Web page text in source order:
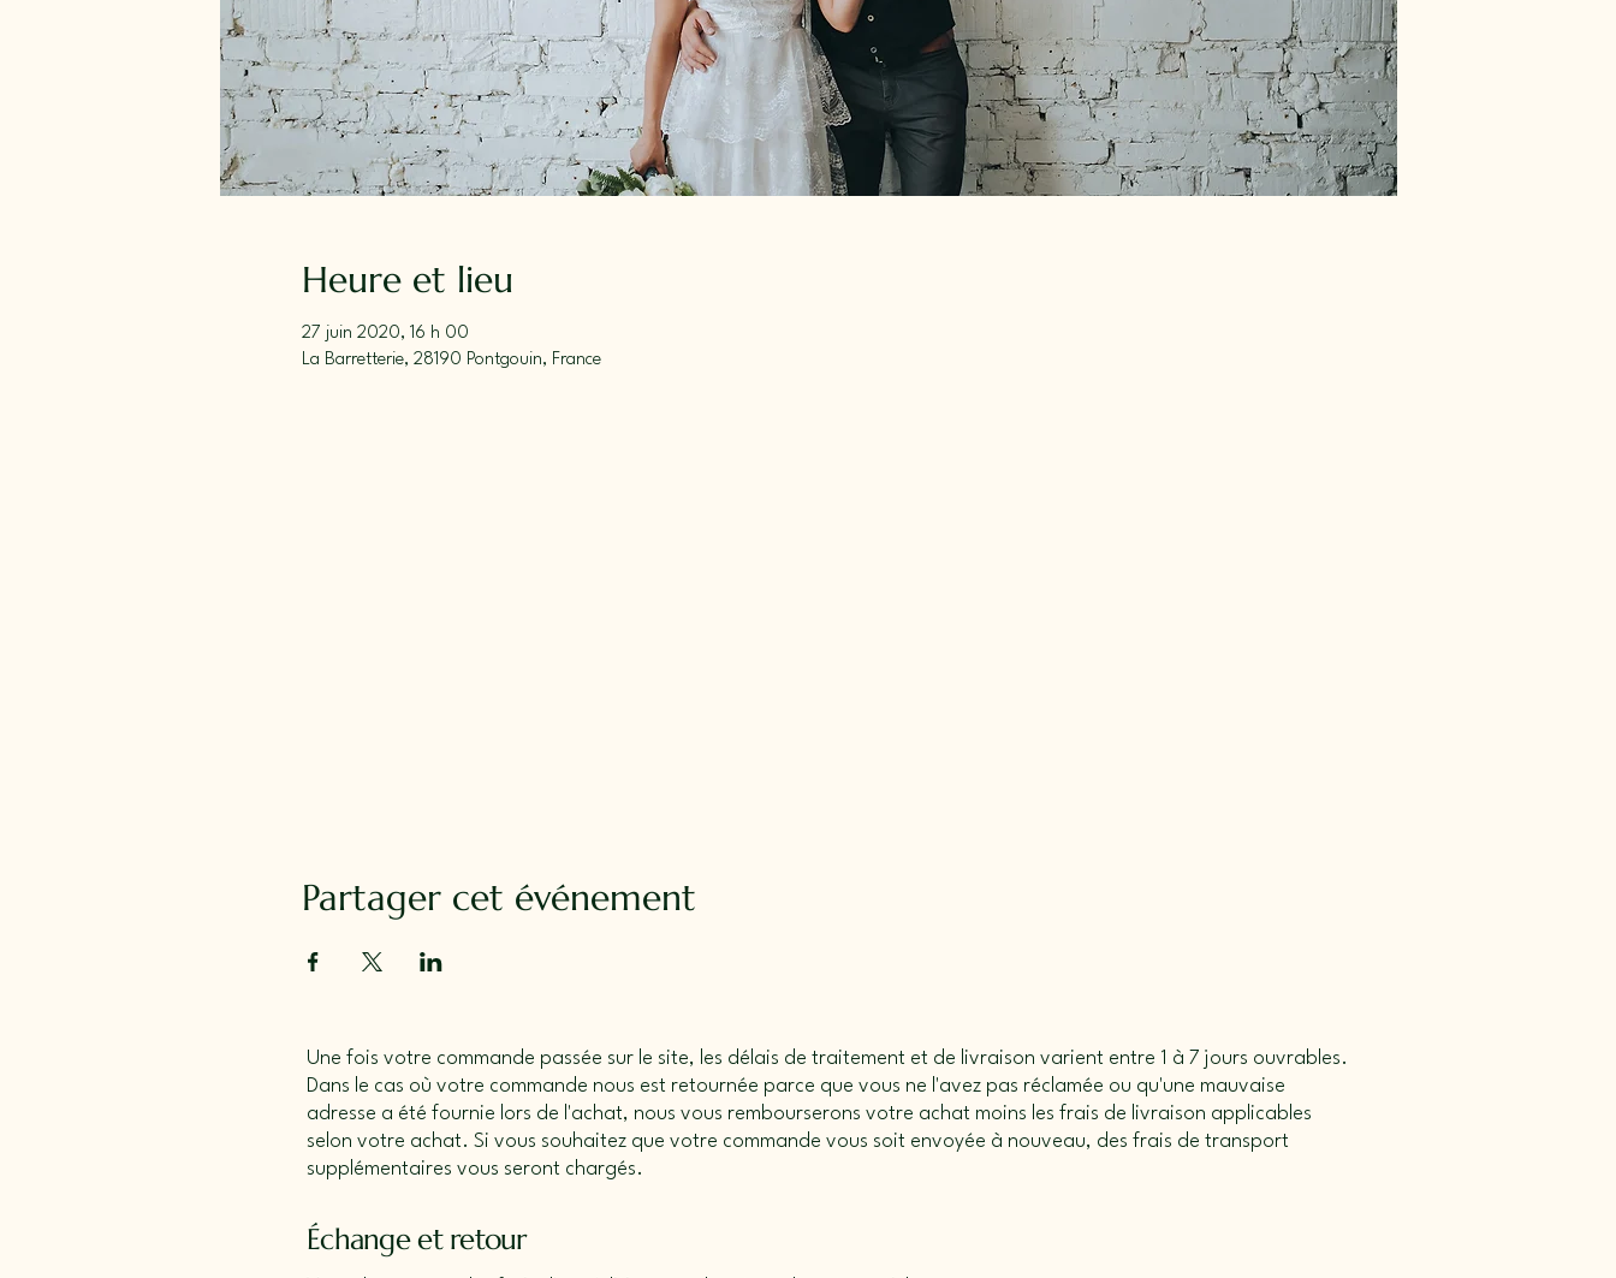
Heure et lieu
27 juin 2020, 16 h 00
La Barretterie, 28190 Pontgouin, France
Partager cet événement
Une fois votre commande passée sur le site, les délais de traitement et de livraison varient entre 1 à 7 jours ouvrables.
Dans le cas où votre commande nous est retournée parce que vous ne l'avez pas réclamée ou qu'une mauvaise
adresse a été fournie lors de l'achat, nous vous rembourserons votre achat moins les frais de livraison applicables
selon votre achat. Si vous souhaitez que votre commande vous soit envoyée à nouveau, des frais de transport
supplémentaires vous seront chargés.
Échange et retour